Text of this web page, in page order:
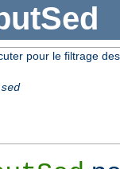
pour le filtrage